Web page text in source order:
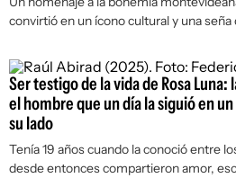
convirtió en un ícono cultural y una
Ser testigo de la vida de Rosa Luna:
el hombre que un día la siguió en
su lado
Tenía 19 años cuando la conoció entre
desde entonces compartieron amor,